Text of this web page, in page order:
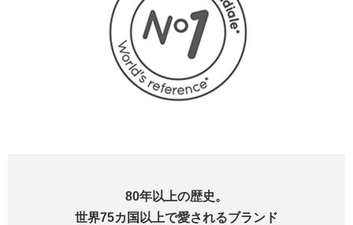
80年以上の歴史。
世界75カ国以上で愛されるブランド